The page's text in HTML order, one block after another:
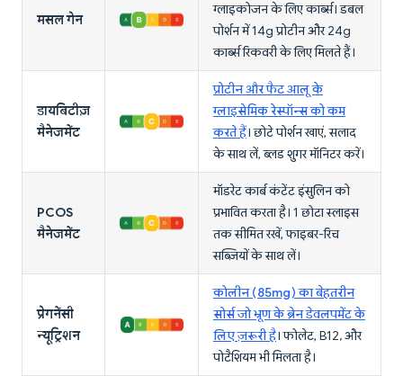
मसल गेन
ग्लाइकोजन के लिए कार्ब्स। डबल
पोर्शन में 14g प्रोटीन और 24g
कार्ब्स रिकवरी के लिए मिलते हैं।
डायबिटीज़
मैनेजमेंट
प्रोटीन और फैट आलू के
ग्लाइसेमिक रेस्पॉन्स को कम
करते हैं। छोटे पोर्शन खाएं, सलाद
के साथ लें, ब्लड शुगर मॉनिटर करें।
PCOS
मैनेजमेंट
मॉडरेट कार्ब कंटेंट इंसुलिन को
प्रभावित करता है। 1 छोटा स्लाइस
तक सीमित रखें, फाइबर-रिच
सब्ज़ियों के साथ लें।
प्रेगनेंसी
न्यूट्रिशन
कोलीन (85mg) का बेहतरीन
सोर्स जो भ्रूण के ब्रेन डेवलपमेंट के
लिए ज़रूरी है। फोलेट, B12, और
पोटैशियम भी मिलता है।